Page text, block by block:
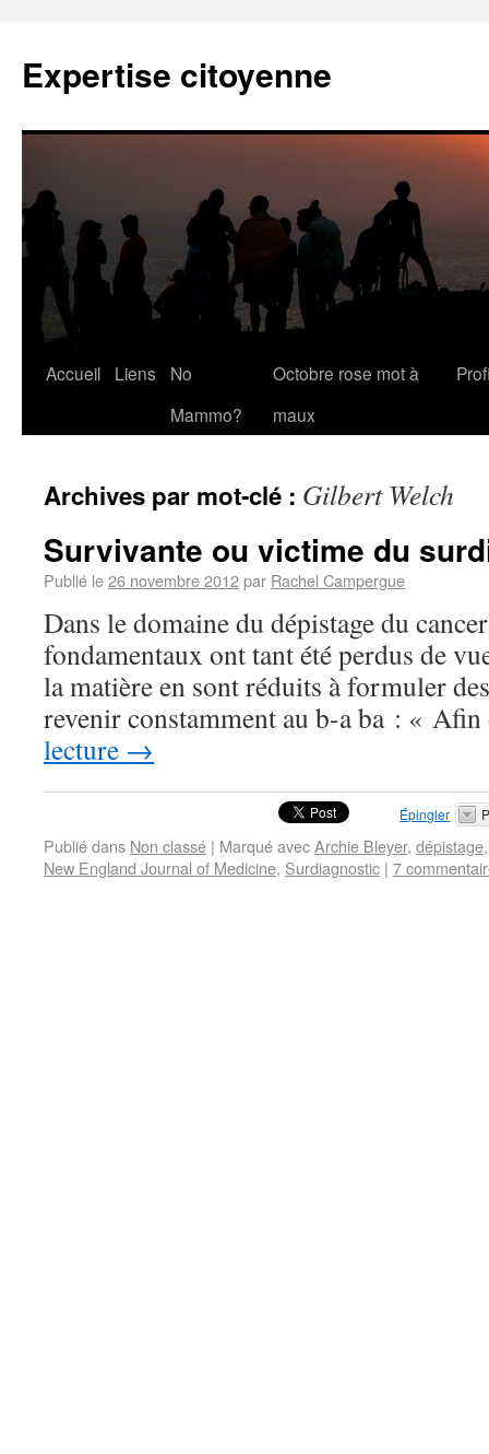
Expertise citoyenne
Accueil Liens
No
Mammo?
Octobre rose mot à
maux
Archives par mot-clé : Gilbert Welch
Survivante ou victime du
Publié le26 novembre 2012par Rachel Campergue
Dans le domaine du dépistage du
fondamentaux ont tant été perdus de
la matière en sont réduits à formuler
revenir constamment au b-a ba : «
lecture →
Épingler
Publié dans Non classé | Marqué avecArchie Bleyer, dépistage
New England Journal of Medicine, Surdiagnostic | 7